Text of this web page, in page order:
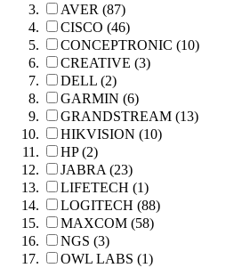
AVER (87)
CISCO (46)
CONCEPTRONIC (10)
CREATIVE (3)
DELL (2)
GARMIN (6)
GRANDSTREAM (13)
HIKVISION (10)
HP (2)
JABRA (23)
LIFETECH (1)
LOGITECH (88)
MAXCOM (58)
NGS (3)
OWL LABS (1)